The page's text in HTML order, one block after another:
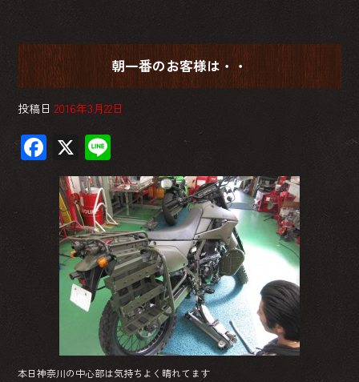
朝一番のお客様は・・
投稿日 2016年3月22日
F
ac
e
b
o
ok
X
ne
本日神奈川の中心部は気持ちよく晴れてます